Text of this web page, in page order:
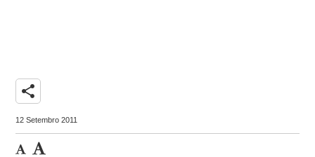
share
12 Setembro 2011